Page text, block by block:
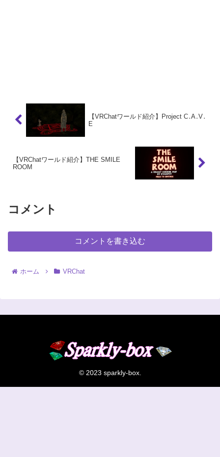
【VRChatワールド紹介】Project C․A․V․
E
【VRChatワールド紹介】THE SMILE
ROOM
コメント
コメントを書き込む
ホーム VRChat
© 2023 sparkly-box.